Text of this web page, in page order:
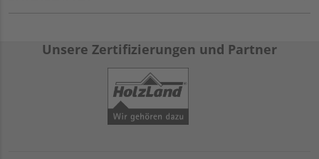
Unsere Zertifizierungen und Partner